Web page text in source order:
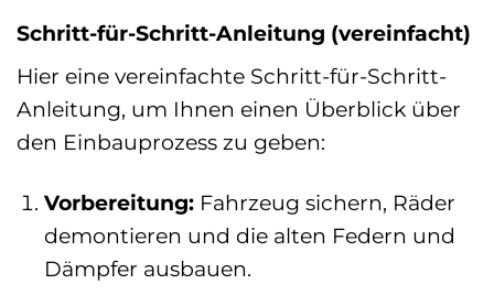
Schritt-für-Schritt-Anleitung (vereinfacht)
Hier eine vereinfachte Schritt-für-Schritt-
Anleitung, um Ihnen einen Überblick über
den Einbauprozess zu geben:
Vorbereitung:Fahrzeug sichern, Räder
demontieren und die alten Federn und
Dämpfer ausbauen.